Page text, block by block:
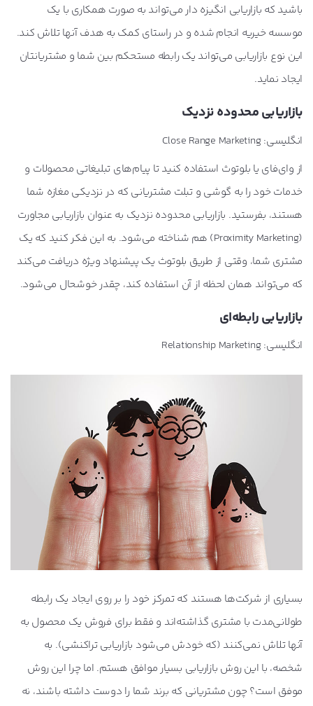
باشید که بازاریابی انگیزه دار می‌تواند به صورت همکاری با یک
موسسه خیریه انجام شده و در راستای کمک به هدف آنها تلاش کند.
این نوع بازاریابی می‌تواند یک رابطه مستحکم بین شما و مشتریانتان
ایجاد نماید.
بازاریابی محدوده نزدیک
انگلیسی: Close Range Marketing
از وای‌فای یا بلوتوث استفاده کنید تا پیام‌های تبلیغاتی محصولات و
خدمات خود را به گوشی و تبلت مشتریانی که در نزدیکی مغازه شما
هستند، بفرستید. بازاریابی محدوده نزدیک به عنوان بازاریابی مجاورت
(Proximity Marketing) هم شناخته می‌شود. به این فکر کنید که یک
مشتری شما، وقتی از طریق بلوتوث یک پیشنهاد ویژه دریافت می‌کند
که می‌تواند همان لحظه از آن استفاده کند، چقدر خوشحال می‌شود.
بازاریابی رابطه‌ای
انگلیسی: Relationship Marketing
بسیاری از شرکت‌ها هستند که تمرکز خود را بر روی ایجاد یک رابطه
طولانی‌مدت با مشتری گذاشته‌اند و فقط برای فروش یک محصول به
آنها تلاش نمی‌کنند (که خودش می‌شود بازاریابی تراکنشی). به
شخصه، با این روش بازاریابی بسیار موافق هستم. اما چرا این روش
موفق است؟ چون مشتریانی که برند شما را دوست داشته باشند، نه